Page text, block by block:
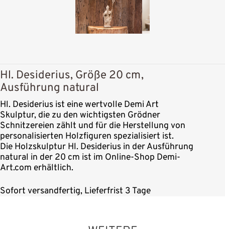
Hl. Desiderius, Größe 20 cm,
Ausführung natural
Hl. Desiderius ist eine wertvolle Demi Art
Skulptur, die zu den wichtigsten Grödner
Schnitzereien zählt und für die Herstellung von
personalisierten Holzfiguren spezialisiert ist.
Die Holzskulptur Hl. Desiderius in der Ausführung
natural in der 20 cm ist im Online-Shop Demi-
Art.com erhältlich.
Sofort versandfertig, Lieferfrist 3 Tage